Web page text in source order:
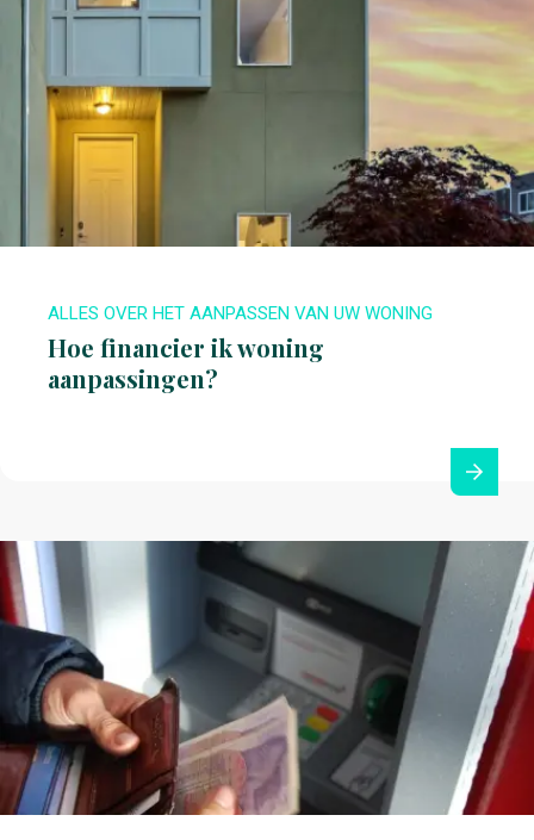
ALLES OVER HET AANPASSEN VAN UW WONING
Hoe financier ik woning
aanpassingen?